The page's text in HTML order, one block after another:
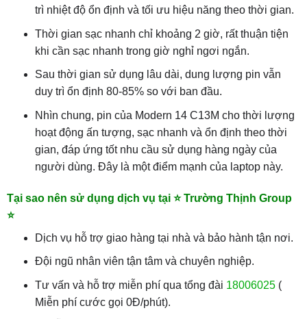
trì nhiệt độ ổn định và tối ưu hiệu năng theo thời gian.
Thời gian sạc nhanh chỉ khoảng 2 giờ, rất thuận tiện
khi cần sạc nhanh trong giờ nghỉ ngơi ngắn.
Sau thời gian sử dụng lâu dài, dung lượng pin vẫn
duy trì ổn định 80-85% so với ban đầu.
Nhìn chung, pin của Modern 14 C13M cho thời lượng
hoạt động ấn tượng, sạc nhanh và ổn định theo thời
gian, đáp ứng tốt nhu cầu sử dụng hàng ngày của
người dùng. Đây là một điểm mạnh của laptop này.
Tại sao nên sử dụng dịch vụ tại ⭐ Trường Thịnh Group
⭐
Dịch vụ hỗ trợ giao hàng tại nhà và bảo hành tận nơi.
Đội ngũ nhân viên tận tâm và chuyên nghiệp.
Tư vấn và hỗ trợ miễn phí qua tổng đài 18006025(
Miễn phí cước gọi 0Đ/phút).